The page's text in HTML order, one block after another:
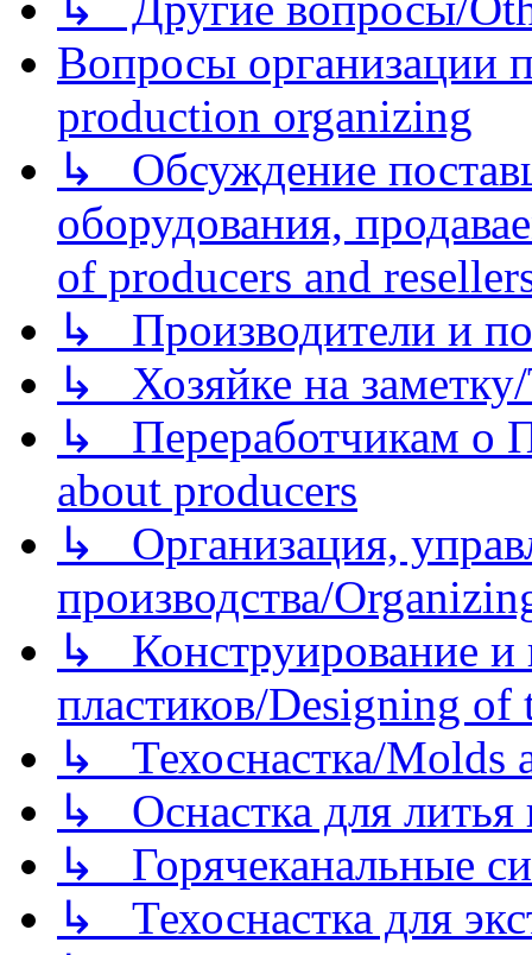
Вопросы организации
production organizing
↳ Обсуждение
оборудования,
of producers and
↳ Производители и
↳ Хозяйке на
↳ Переработчикам о
about producers
↳ Организация,
производства/
↳ Конструирование и
пластиков/Designing of
↳ Техоснастка/Molds
↳ Оснастка для литья
↳ Горячеканальные
↳ Техоснастка для